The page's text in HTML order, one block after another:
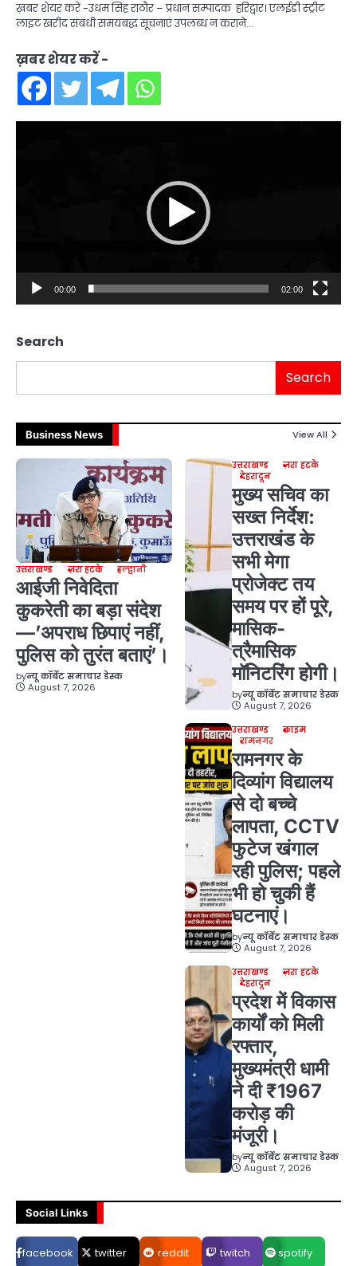
ख़बर शेयर करें -उधम सिंह राठौर – प्रधान सम्पादक हरिद्वार। एलईडी स्ट्रीट
लाइट खरीद संबंधी समयबद्ध सूचनाएं उपलब्ध न कराने…
ख़बर शेयर करें -
00:00 02:00
Search
Search
Business News View All
उत्तराखण्ड ज़रा हटके हल्द्वानी
आईजी निवेदिता
कुकरेती का बड़ा संदेश
—’अपराध छिपाएं नहीं,
पुलिस को तुरंत बताएं’।
byन्यू कॉर्बेट समाचार डेस्क
August 7, 2026
उत्तराखण्ड
ज़रा हटके
देहरादून
मुख्य सचिव का
सख्त निर्देश:
उत्तराखंड के
सभी मेगा
प्रोजेक्ट तय
समय पर हों पूरे,
मासिक-
त्रैमासिक
मॉनिटरिंग होगी।
byन्यू कॉर्बेट समाचार डेस्क
August 7, 2026
उत्तराखण्ड
क्राइम
रामनगर
रामनगर के
दिव्यांग विद्यालय
से दो बच्चे
लापता, CCTV
फुटेज खंगाल
रही पुलिस; पहले
भी हो चुकी हैं
घटनाएं।
byन्यू कॉर्बेट समाचार डेस्क
August 7, 2026
उत्तराखण्ड
ज़रा हटके
देहरादून
प्रदेश में विकास
कार्यों को मिली
रफ्तार,
मुख्यमंत्री धामी
ने दी ₹1967
करोड़ की
मंजूरी।
byन्यू कॉर्बेट समाचार डेस्क
August 7, 2026
Social Links
facebook twitter reddit twitch spotify